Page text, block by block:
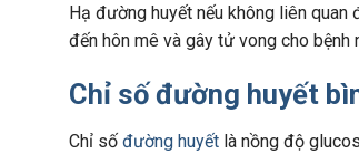
Hạ đường huyết nếu không liên
đến hôn mê và gây tử vong cho bệnh
Chỉ số đường huyết
Chỉ số đường huyết là nồng độ